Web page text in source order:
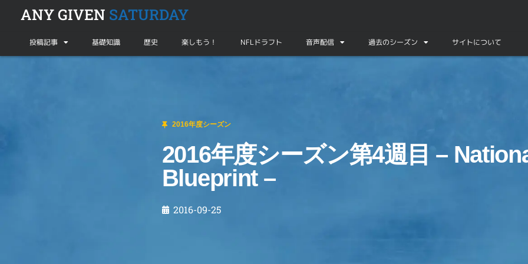
ANY GIVEN SATURDAY
投稿記事 基礎知識 歴史 楽しもう！ NFLドラフト 音声配信 過去のシーズン サイトについて
2016年度シーズン
2016年度シーズン第4週目 –
Blueprint –
2016-09-25